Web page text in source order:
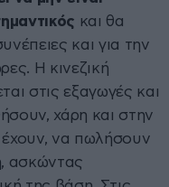
και θα
και για την
Η κινεζική
στις εξαγωγές και
χάρη και στην
να πωλήσουν
ασκώντας